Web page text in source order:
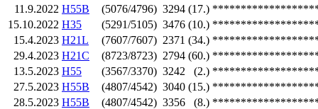
11.9.2022 H55B (5076/4796) 3294 (17.)
15.10.2022 H35 (5291/5105) 3476 (10.)
15.4.2023 H21L (7607/7607) 2371 (34.)
29.4.2023 H21C (8723/8723) 2794 (60.)
13.5.2023 H55 (3567/3370) 3242 (2.)
27.5.2023 H55B (4807/4542) 3040 (15.)
28.5.2023 H55B (4807/4542) 3356 (8.)